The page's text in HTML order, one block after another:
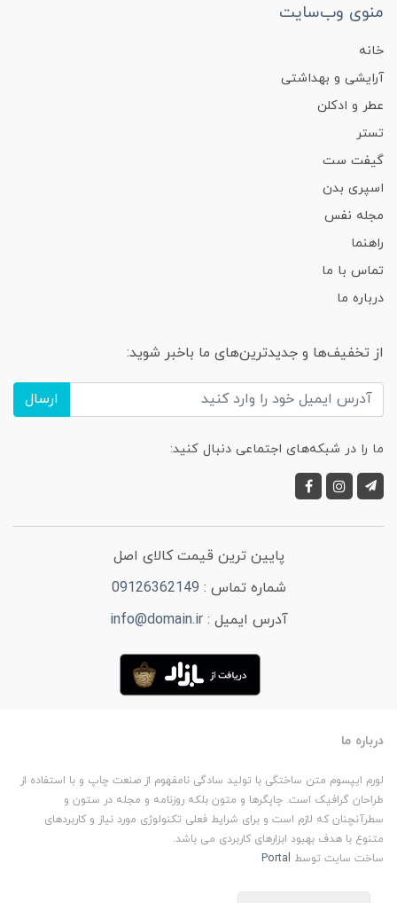
منوی وب‌سایت
خانه
آرایشی و بهداشتی
عطر و ادکلن
تستر
گیفت ست
اسپری بدن
مجله نفس
راهنما
تماس با ما
درباره ما
از تخفیف‌ها و جدیدترین‌های ما باخبر شوید:
ارسال
ما را در شبکه‌های اجتماعی دنبال کنید:
پایین ترین قیمت کالای اصل
شماره تماس : 09126362149
آدرس ایمیل :info@domain.ir
درباره ما
لورم ایپسوم متن ساختگی با تولید سادگی نامفهوم از صنعت چاپ و با استفاده از
طراحان گرافیک است. چاپگرها و متون بلکه روزنامه و مجله در ستون و
سطرآنچنان که لازم است و برای شرایط فعلی تکنولوژی مورد نیاز و کاربردهای
متنوع با هدف بهبود ابزارهای کاربردی می باشد.
ساخت سایت توسط Portal